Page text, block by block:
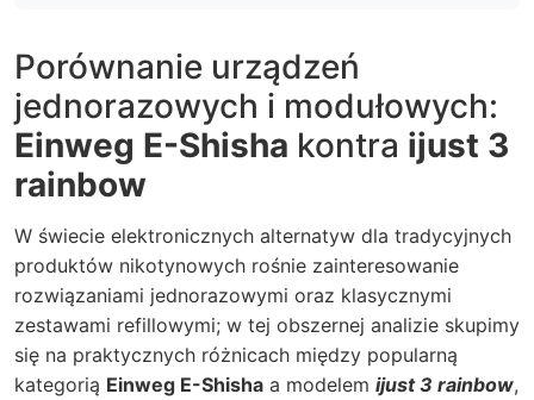
Porównanie urządzeń
jednorazowych i modułowych:
Einweg E-Shisha kontra ijust 3
rainbow
W świecie elektronicznych alternatyw dla tradycyjnych
produktów nikotynowych rośnie zainteresowanie
rozwiązaniami jednorazowymi oraz klasycznymi
zestawami refillowymi; w tej obszernej analizie skupimy
się na praktycznych różnicach między popularną
kategorią Einweg E-Shisha a modelem ijust 3 rainbow,